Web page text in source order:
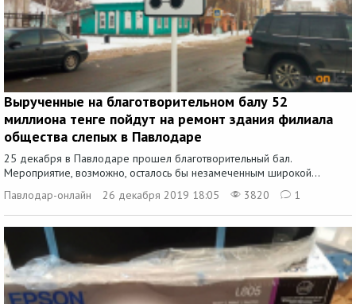
Вырученные на благотворительном балу 52
миллиона тенге пойдут на ремонт здания филиала
общества слепых в Павлодаре
25 декабря в Павлодаре прошел благотворительный бал.
Мероприятие, возможно, осталось бы незамеченным широкой...
Павлодар-онлайн
26 декабря 2019 18:05 3820 1